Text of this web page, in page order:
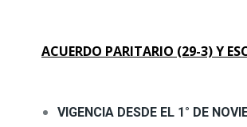
ACUERDO PARITARIO (29-3) Y
VIGENCIA DESDE EL 1° DE